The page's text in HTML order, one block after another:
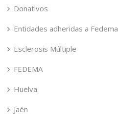
Donativos
Entidades adheridas a Fedema
Esclerosis Múltiple
FEDEMA
Huelva
Jaén